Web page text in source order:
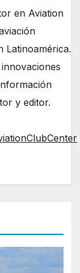
en Aviation
Latinoamérica.
y editor.